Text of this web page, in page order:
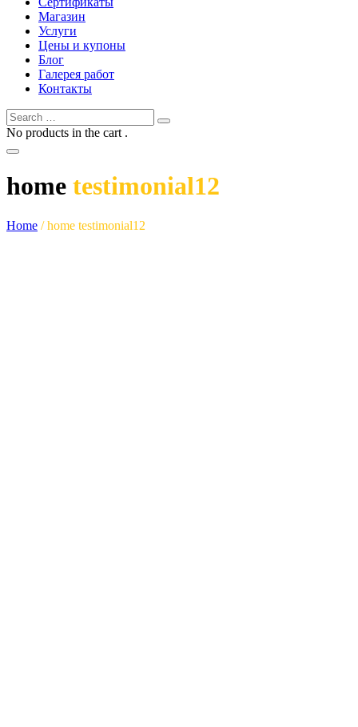
Магазин
Услуги
Цены и купоны
Блог
Галерея работ
Контакты
No products in the cart .
home testimonial12
Home /home testimonial12